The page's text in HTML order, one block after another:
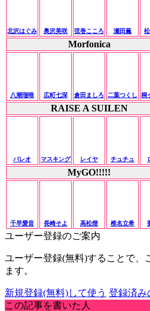
北沢はぐみ 奥沢美咲 弦巻こころ 瀬田薫
Morfonica
八潮瑠唯 広町七深 倉田ましろ 二葉つくし 桐
RAISE A SUILEN
パレオ マスキング レイヤ チュチュ
MyGO!!!!!
千早愛音 長崎そよ 高松燈 椎名立希
ユーザー登録のご案内
ユーザー登録(無料)することで、
ます。
新規登録(無料)して使う 登録済み
この記事を書いた人